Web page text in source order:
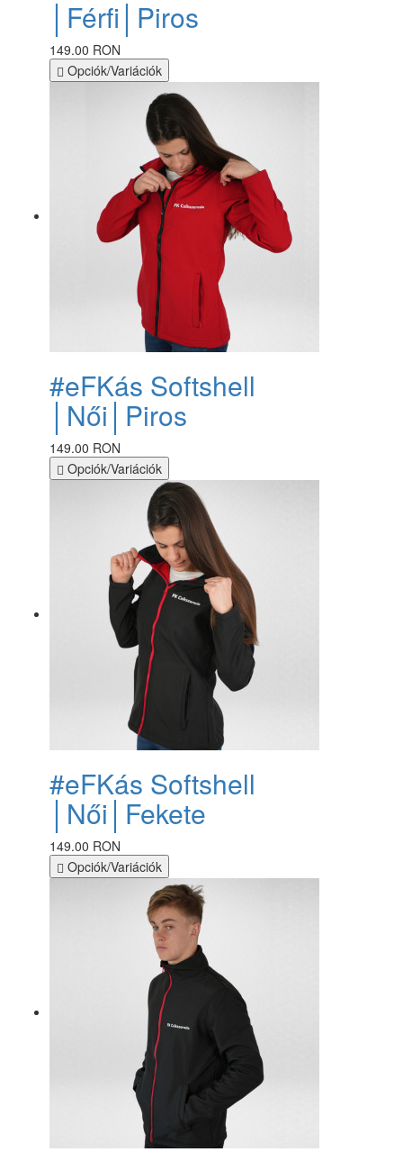
│Férfi│Piros
149.00 RON
Opciók/Variációk
#eFKás Softshell
│Női│Piros
149.00 RON
Opciók/Variációk
#eFKás Softshell
│Női│Fekete
149.00 RON
Opciók/Variációk